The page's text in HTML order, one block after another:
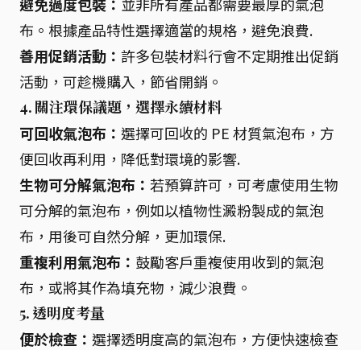
布。根據產品特性選擇適當的規格，避免浪費.
善用促銷活動： 許多包裝材料行會不定期推出促銷
活動，可趁機購入，節省開銷。
4. 關注環保議題，選擇永續材料
可回收氣泡布： 選擇可回收的 PE 材質氣泡布，方
便回收再利用，降低對環境的影響.
生物可分解氣泡布： 若預算許可，可考慮使用生物
可分解的氣泡布，例如以植物性澱粉製成的氣泡
布，用後可自然分解，更加環保.
重複利用氣泡布： 鼓勵客戶重複使用收到的氣泡
布，或將其作為填充物，減少浪費。
5. 透明度考量
便於檢查： 選擇透明度高的氣泡布，方便快速檢查